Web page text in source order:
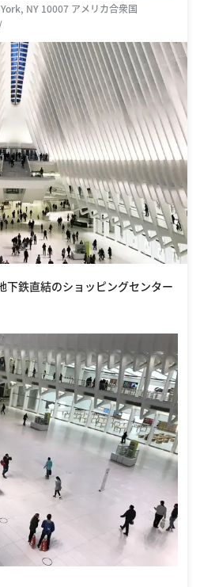
NY 10007 アメリカ合衆国
下鉄直結のショッピングセンター